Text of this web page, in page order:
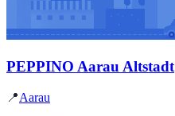
PEPPINO Aarau Altstadt
📍Aarau